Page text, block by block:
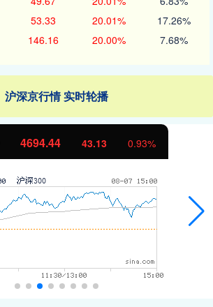
53.33 20.01% 17.26%
146.16 20.00% 7.68%
沪深京行情 实时轮播
4694.44 43.13 0.93%